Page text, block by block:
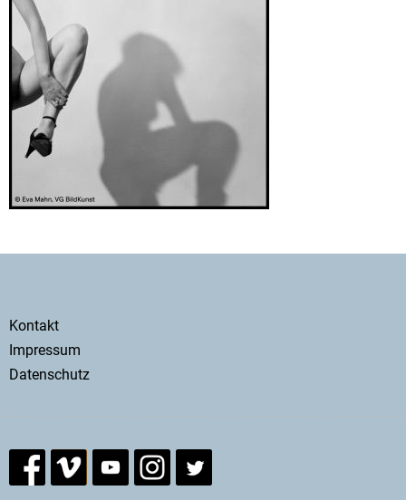
Secondary
menu
Kontakt
Impressum
Datenschutz